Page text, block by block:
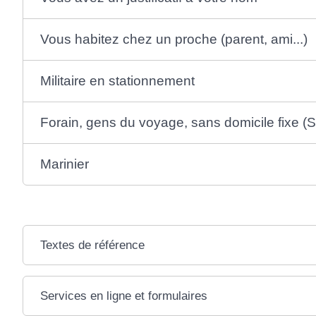
Vous habitez chez un proche (parent, ami...)
Militaire en stationnement
Forain, gens du voyage, sans domicile fixe
Marinier
Textes de référence
Services en ligne et formulaires